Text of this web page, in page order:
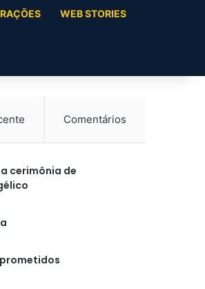
WEB STORIES
Comentários
cerimônia de